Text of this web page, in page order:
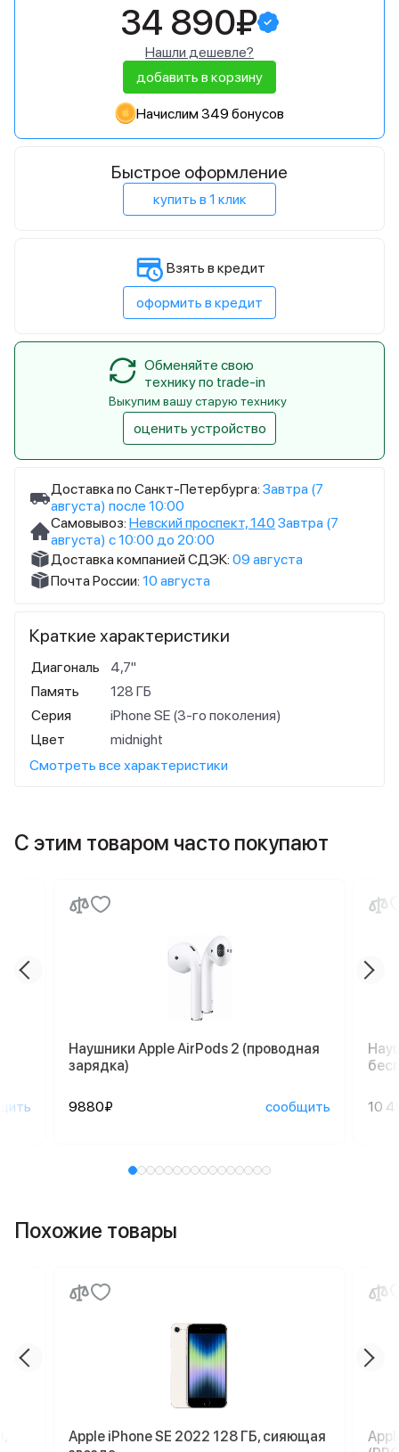
Доставка по Санкт-Петербурга: Завтра (7
августа) после 10:00
Самовывоз: Невский проспект, 140 Завтра (7
августа) с 10:00 до 20:00
Доставка компанией СДЭК: 09 августа
Почта России: 10 августа
Краткие характеристики
Диагональ
4,7"
Память
128 ГБ
Серия
iPhone SE (3-го поколения)
Цвет
midnight
Смотреть все характеристики
34 890₽
Нашли дешевле?
добавить в корзину
Начислим 349 бонусов
Быстрое оформление
купить в 1 клик
Взять в кредит
оформить в кредит
Обменяйте свою
технику по trade-in
Выкупим вашу старую технику
оценить устройство
С этим товаром часто покупают
Наушники Apple AirPods 2 (проводная
зарядка)
9880₽ сообщить 10
Похожие товары
Apple iPhone SE 2022 128 ГБ, сияющая